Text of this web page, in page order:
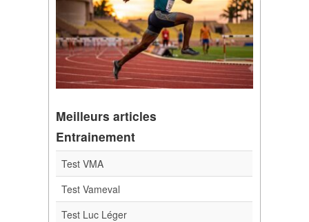
Meilleurs articles
Entrainement
Test VMA
Test Vameval
Test Luc Léger